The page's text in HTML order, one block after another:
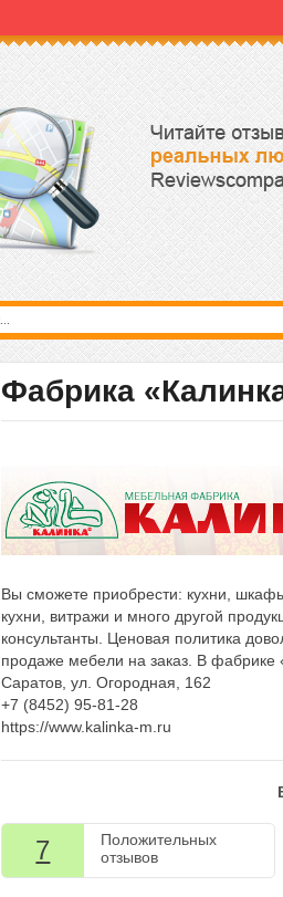
Фабрика
Вы сможете приобрести: кухни,
кухни, витражи и много другой
консультанты. Ценовая политика
продаже мебели на заказ. В фабрике
Саратов, ул. Огородная, 162
+7 (8452) 95-81-28
https://www.kalinka-m.ru
7
Положительных
отзывов